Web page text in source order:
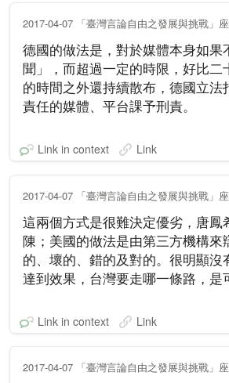
2017-04-07 「臺灣言論自由之發展與挑戰」
德國的做法是，對於媒體本身如果
聞」，而超過一定的時限，好比二
的時間之外還持續散布，德國立法
責任的媒體、平台課予刑責。
Link in context Link
2017-04-07 「臺灣言論自由之發展與挑戰」
這兩個方式是很難決定優劣，唐鳳
陳；美國的做法是由第三方機構來
的、壞的、錯的及對的。很明顯沒
達到效果，台灣要走哪一條路，是
Link in context Link
2017-04-07 「臺灣言論自由之發展與挑戰」